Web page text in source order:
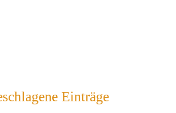
Einträge